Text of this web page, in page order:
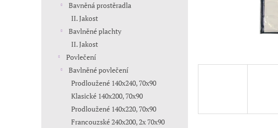
Bavněná prostěradla
II. Jakost
Bavlněné plachty
II. Jakost
Povlečení
Bavlněné povlečení
Prodloužené 140x240, 70x90
Klasické 140x200, 70x90
Prodloužené 140x220, 70x90
Francouzské 240x200, 2x 70x90